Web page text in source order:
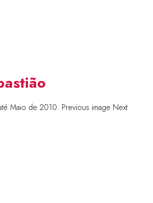
Maio de 2010. Previous image Next